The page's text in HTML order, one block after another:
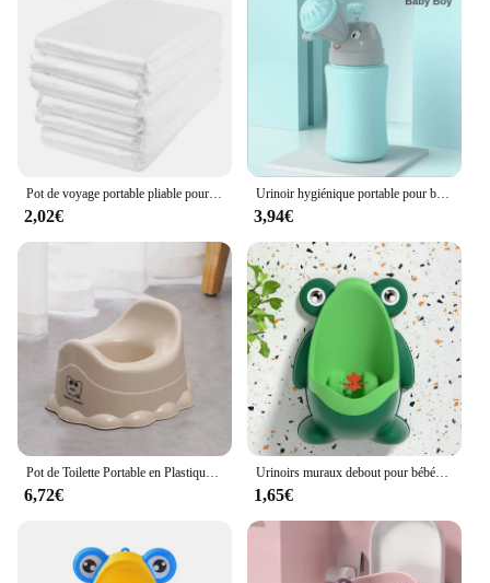
Pot de voyage portable pliable pour bébé, siège d'entraînement pour enfants, siège de toilette facile à nettoyer, garçons et filles, cadeau d'anniversaire
2,02€
Urinoir hygiénique portable pour bébés garçons et filles, pot anti-fuite pour voyage en voiture en plein air, toilettes d'entraînement pour enfants
3,94€
Pot de Toilette Portable en Plastique pour Bébé, Siège d'Entraînement avec Couvercle, Bassin de Lit de Dessin Animé, Urinoir Facile à Nettoyer, pour Garçon et Fille
6,72€
Urinoirs muraux debout pour bébés garçons, support de dessin animé, urinoir vertical, entraînement des toilettes, pot pipi pour bébé et tout-petit
1,65€